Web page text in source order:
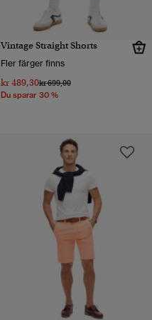
Vintage Straight Shorts
Fler färger finns
kr 489,30Pris reducerat från
kr 699,00till
Du sparar 30 %